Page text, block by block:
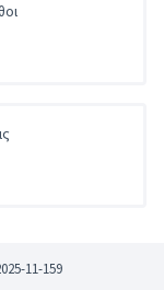
11-159